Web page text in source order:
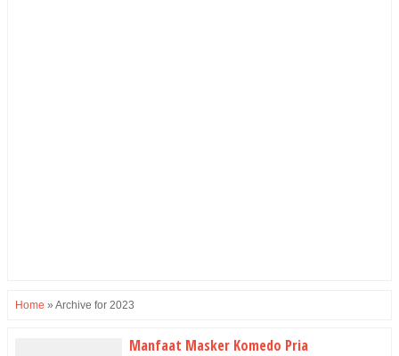
Home » Archive for 2023
Manfaat Masker Komedo Pria